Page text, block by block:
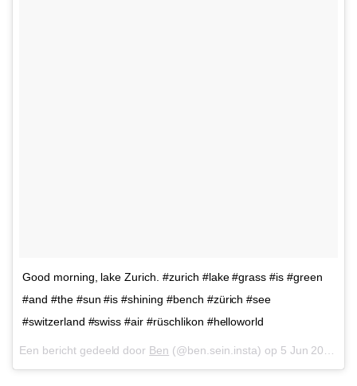
Good morning, lake Zurich. #zurich #lake #grass #is #green
#and #the #sun #is #shining #bench #zürich #see
#switzerland #swiss #air #rüschlikon #helloworld
Een bericht gedeeld door Ben (@ben.sein.insta) op 5 Jun 2018 om 2:46 (PDT)